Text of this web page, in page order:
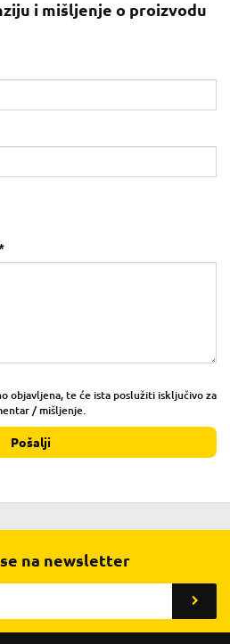
i mišljenje o proizvodu
objavljena, te će ista poslužiti isključivo za
/ mišljenje.
Pošalji
na newsletter